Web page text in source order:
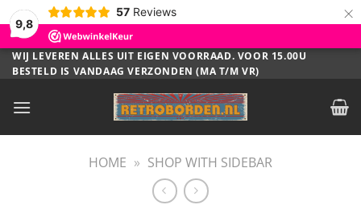
9,8
57 Reviews ×
Ga
naar
WIJ LEVEREN ALLES UIT EIGEN VOORRAAD. VOOR 15.00U
BESTELD IS VANDAAG VERZONDEN (MA T/M VR)
HOME » SHOP WITH SIDEBAR